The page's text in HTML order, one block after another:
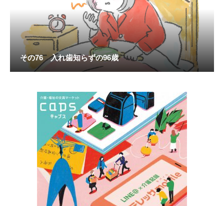
その76 入れ歯知らずの96歳